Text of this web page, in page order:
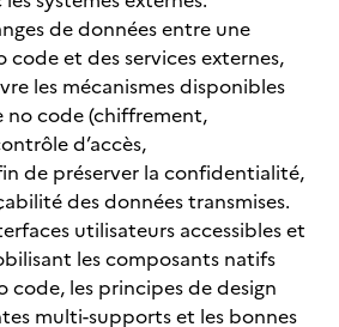
de données entre une
et des services externes,
les mécanismes disponibles
no code (chiffrement,
d’accès,
de préserver la confidentialité,
des données transmises.
utilisateurs accessibles et
les composants natifs
code, les principes de design
multi-supports et les bonnes